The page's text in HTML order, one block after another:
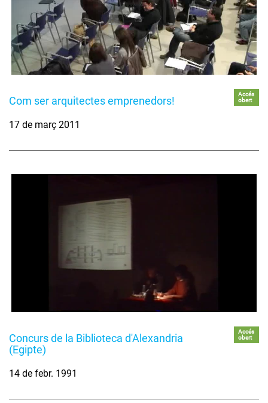
Com ser arquitectes emprenedors!
Accés
obert
17 de març 2011
Concurs de la Biblioteca d'Alexandria
(Egipte)
Accés
obert
14 de febr. 1991